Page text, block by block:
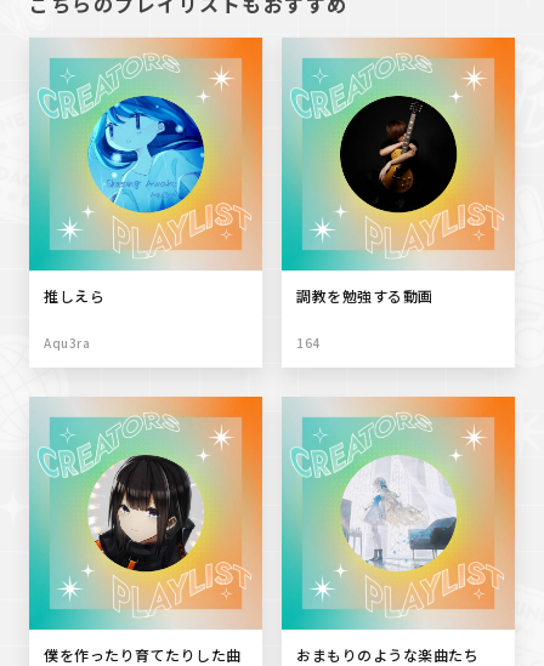
推しえら
Aqu3ra
調教を勉強する動画
164
僕を作ったり育てたりした曲 おまもりのような楽曲たち